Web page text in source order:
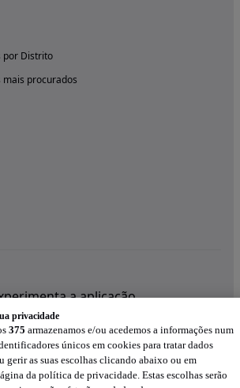
por Distrito
mais procurados
a aplicação
privacidade
375 armazenamos e/ou acedemos a informações num
únicos em cookies para tratar dados
gerir as suas escolhas clicando abaixo ou em
da política de privacidade. Estas escolhas serão